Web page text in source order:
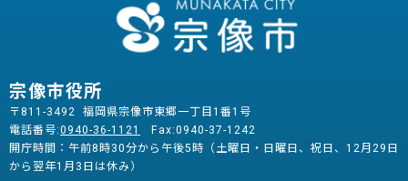
宗像市役所
〒811-3492 福岡県宗像市東郷一丁目1番1号
電話番号:0940-36-1121
Fax:0940-37-1242
開庁時間：午前8時30分から午後5時（土曜日・日曜日、祝日、12月29日
から翌年1月3日は休み）